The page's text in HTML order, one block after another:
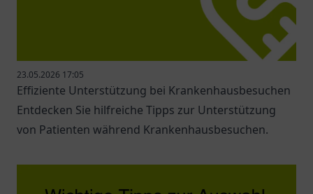
23.05.2026 17:05
Effiziente Unterstützung bei Krankenhausbesuchen
Entdecken Sie hilfreiche Tipps zur Unterstützung
von Patienten während Krankenhausbesuchen.